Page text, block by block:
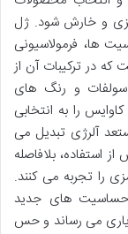
و خارش شود. ژل
ها، فرمولاسیونی
که در ترکیبات آن از
سولفات و رنگ های
را به انتخابی
آلرژی تبدیل می
استفاده، بلافاصله
را تجربه می کنند.
حساسیت های جدید
یاری می رساند و حس